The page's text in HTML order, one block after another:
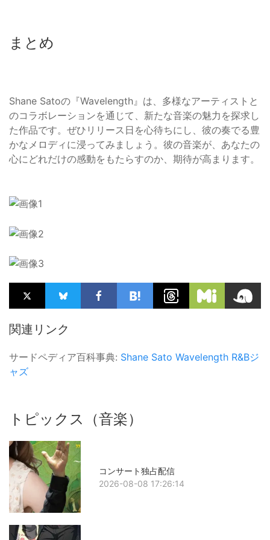
まとめ
Shane Satoの『Wavelength』は、多様なアーティストと
のコラボレーションを通じて、新たな音楽の魅力を探求し
た作品です。ぜひリリース日を心待ちにし、彼の奏でる豊
かなメロディに浸ってみましょう。彼の音楽が、あなたの
心にどれだけの感動をもたらすのか、期待が高まります。
関連リンク
サードペディア百科事典: Shane Sato Wavelength R&Bジ
ャズ
トピックス（音楽）
コンサート独占配信
2026-08-08 17:26:14